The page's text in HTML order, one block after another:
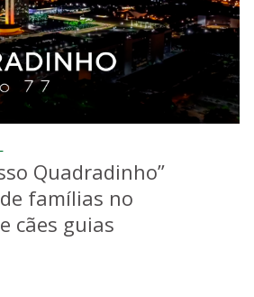
Quadradinho”
famílias no
cães guias